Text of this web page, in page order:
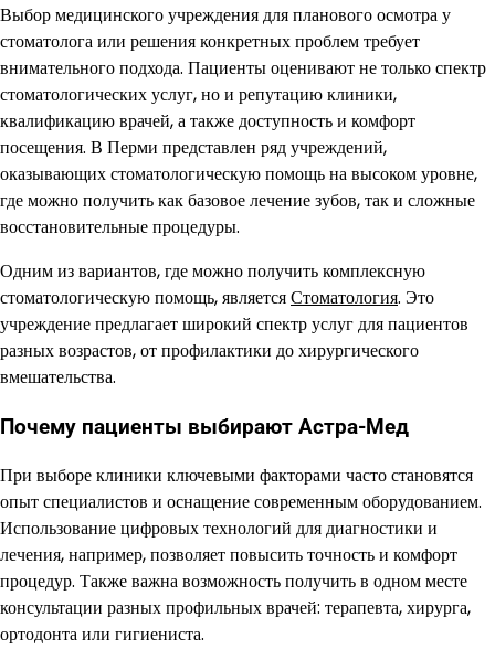
Выбор медицинского учреждения для планового осмотра у
стоматолога или решения конкретных проблем требует
внимательного подхода. Пациенты оценивают не только спектр
стоматологических услуг, но и репутацию клиники,
квалификацию врачей, а также доступность и комфорт
посещения. В Перми представлен ряд учреждений,
оказывающих стоматологическую помощь на высоком уровне,
где можно получить как базовое лечение зубов, так и сложные
восстановительные процедуры.
Одним из вариантов, где можно получить комплексную
стоматологическую помощь, являетсяСтоматология. Это
учреждение предлагает широкий спектр услуг для пациентов
разных возрастов, от профилактики до хирургического
вмешательства.
Почему пациенты выбирают Астра-Мед
При выборе клиники ключевыми факторами часто становятся
опыт специалистов и оснащение современным оборудованием.
Использование цифровых технологий для диагностики и
лечения, например, позволяет повысить точность и комфорт
процедур. Также важна возможность получить в одном месте
консультации разных профильных врачей: терапевта, хирурга,
ортодонта или гигиениста.